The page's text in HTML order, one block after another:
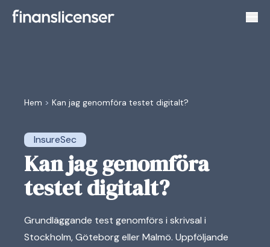
Hem > Kan jag genomföra testet digitalt?
InsureSec
Kan jag genomföra
testet digitalt?
Grundläggande test genomförs i skrivsal i
Stockholm, Göteborg eller Malmö. Uppföljande